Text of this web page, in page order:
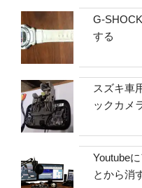
G-
する
スズキ車
ックカメ
Youtube
とから消